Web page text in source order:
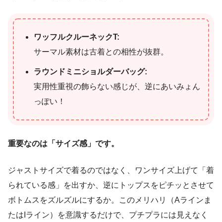
ワッフルクルーネックT:
サーマル素材は古着との相性が抜群。
ラウンドミニショルダーバッグ:
実用性重視の飾らない感じが、逆にあいみょん
っぽい！
重要なのは「サイズ感」です。
ジャストサイズで着るのではなく、ワンサイズ上げて「着
られている感」を出すか、逆にトップスをピチッとさせて
ボトムスをズルズルにするか。このメリハリ（Aラインま
たはIライン）を意識するだけで、プチプラには見えなく